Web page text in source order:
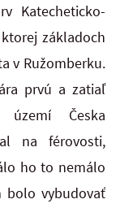
Katecheticko-
základoch
v Ružomberku.
prvú a zatiaľ
Česka
na férovosti,
ho to nemálo
bolo vybudovať